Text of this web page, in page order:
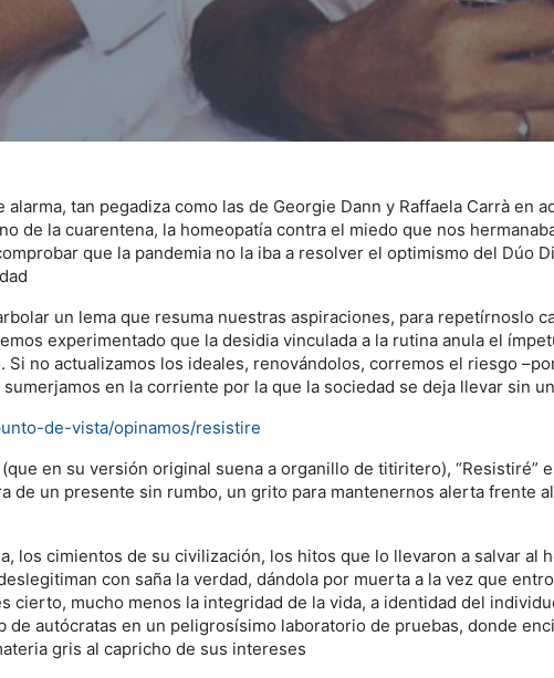
tan pegadiza como las de Georgie Dann y Raffaela Carrà en
de la cuarentena, la homeopatía contra el miedo que nos
que la pandemia no la iba a resolver el optimismo del Dúo
un lema que resuma nuestras aspiraciones, para repetírnoslo
experimentado que la desidia vinculada a la rutina anula el
no actualizamos los ideales, renovándolos, corremos el riesgo
en la corriente por la que la sociedad se deja llevar sin
de-vista/opinamos/resistire
en su versión original suena a organillo de titiritero), “Resistiré”
de un presente sin rumbo, un grito para mantenernos alerta frente
los cimientos de su civilización, los hitos que lo llevaron a salvar al
con saña la verdad, dándola por muerta a la vez que
cierto, mucho menos la integridad de la vida, a identidad del
autócratas en un peligrosísimo laboratorio de pruebas, donde
gris al capricho de sus intereses